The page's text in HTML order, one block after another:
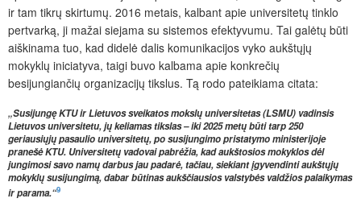
ir tam tikrų skirtumų. 2016 metais, kalbant apie universitetų tinklo
pertvarką, ji mažai siejama su sistemos efektyvumu. Tai galėtų būti
aiškinama tuo, kad didelė dalis komunikacijos vyko aukštųjų
mokyklų iniciatyva, taigi buvo kalbama apie konkrečių
besijungiančių organizacijų tikslus. Tą rodo pateikiama citata:
„Susijungę KTU ir Lietuvos sveikatos mokslų universitetas (LSMU) vadinsis
Lietuvos universitetu, jų keliamas tikslas – iki 2025 metų būti tarp 250
geriausiųjų pasaulio universitetų, po susijungimo pristatymo ministerijoje
pranešė KTU. Universitetų vadovai pabrėžia, kad aukštosios mokyklos dėl
jungimosi savo namų darbus jau padarė, tačiau, siekiant įgyvendinti aukštųjų
mokyklų susijungimą, dabar būtinas aukščiausios valstybės valdžios palaikymas
ir parama.“9